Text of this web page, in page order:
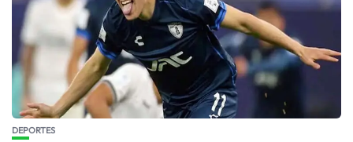
DEPORTES